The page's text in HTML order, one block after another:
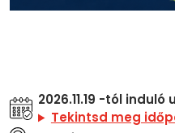
2026.11.19 -tól induló
Tekintsd meg